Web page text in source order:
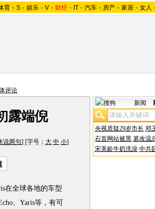
育 - S - 娱乐 - V - 财经 - IT - 汽车 - 房产 - 家居 - 女人
评论
露端倪
说两句] [字号： 大 中 小]
在全球各地的车型
、Yaris等，有可
新闻
央视质疑29岁市长 邓
石首网站被黑 篡改温
宋美龄牛奶洗澡 中共